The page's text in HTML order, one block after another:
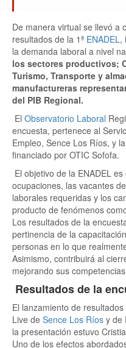
De manera virtual se llevó a
resultados de la 1ª ENADEL,
la demanda laboral a nivel
los sectores productivos;
Turismo, Transporte y
manufactureras
del PIB Regional.
El Observatorio Laboral
encuesta, pertenece al
Empleo, Sence Los Ríos, y
financiado por OTIC Sofofa.
El objetivo de la ENADEL
ocupaciones, las vacantes
laborales requeridas y los
producto de fenómenos
Los resultados de la
pertinencia de la
personas en lo que
Asimismo, contribuirá al
mejorando sus
Resultados de la
El lanzamiento de
Live de Sence Los Ríos y de
la presentación estuvo
Uno de los efectos